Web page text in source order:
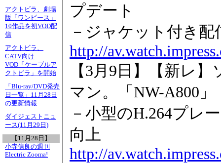
アクトビラ、劇場
版「ワンピース」
10作品を初VOD配
信
アクトビラ、
CATV向け
VOD「ケーブルア
クトビラ」を開始
「Blu-ray/DVD発売
日一覧」11月28日
の更新情報
ダイジェストニュ
ース(11月29日)
【11月28日】
小寺信良の週刊
Electric Zooma!
プデート
－ジャケット付き
http://
【3月9日】【新レ
マン。「NW-A800」
－小型のH.264プレ
向上
http://